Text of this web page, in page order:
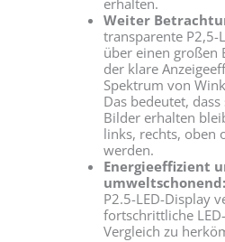
Weiter
transparente P2,5-
über einen großen
der klare
Spektrum von
Das bedeutet,
Bilder erhalten
links, rechts, oben
werden.
Energieeffizient
umweltschonend:
P2.5-LED-Display
fortschrittliche
Vergleich zu